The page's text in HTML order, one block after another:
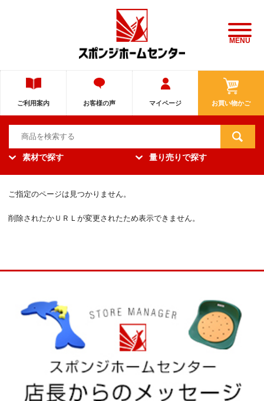
MENU
お買い物かご
マイページ
お客様の声
ご利用案内
素材で探す 量り売りで探す
ご指定のページは見つかりません。
削除されたかＵＲＬが変更されたため表示できません。